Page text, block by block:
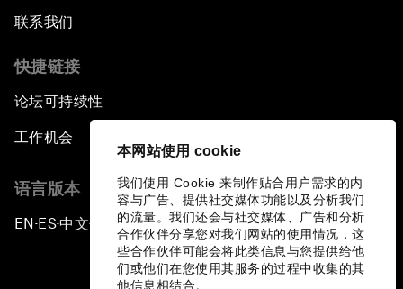
本网站使用 cookie
我们使用 Cookie 来制作贴合用户需求的内
容与广告、提供社交媒体功能以及分析我们
的流量。我们还会与社交媒体、广告和分析
合作伙伴分享您对我们网站的使用情况，这
些合作伙伴可能会将此类信息与您提供给他
们或他们在您使用其服务的过程中收集的其
他信息相结合。
联系我们
快捷链接
论坛可持续性
工作机会
语言版本
EN ▪ES▪中文▪ 日本語